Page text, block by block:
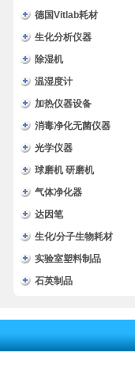
德国Vitlab耗材
生化分析仪器
除湿机
温湿度计
加热仪器设备
消毒净化无菌仪器
光学仪器
球磨机 研磨机
气体净化器
达因笔
生化/分子生物耗材
实验室塑料制品
石英制品